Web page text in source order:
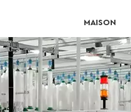
MAISON